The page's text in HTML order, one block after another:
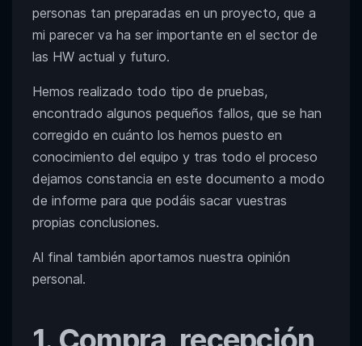
personas tan preparadas en un proyecto, que a
mi parecer va ha ser importante en el sector de
las HW actual y futuro.
Hemos realizado todo tipo de pruebas,
encontrado algunos pequeños fallos, que se han
corregido en cuánto los hemos puesto en
conocimiento del equipo y tras todo el proceso
dejamos constancia en este documento a modo
de informe para que podáis sacar vuestras
propias conclusiones.
Al final también aportamos nuestra opinión
personal.